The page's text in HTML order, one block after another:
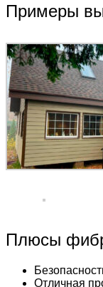
Примеры
Плюсы
Отличная